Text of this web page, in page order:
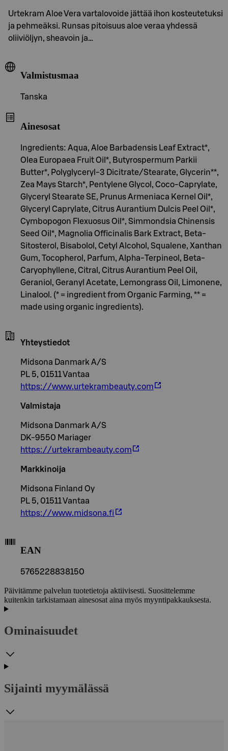
Urtekram Aloe Vera vartalovoide jättää ihon kosteutetuksi
ja pehmeäksi. Runsas pitoisuus aloe veraa yhdessä
oliiviöljyn, sheavoin ja…
Valmistusmaa
Tanska
Ainesosat
Ingredients: Aqua, Aloe Barbadensis Leaf Extract*,
Olea Europaea Fruit Oil*, Butyrospermum Parkii
Butter*, Polyglyceryl-3 Dicitrate/Stearate, Glycerin**,
Zea Mays Starch*, Pentylene Glycol, Coco-Caprylate,
Glyceryl Stearate SE, Prunus Armeniaca Kernel Oil*,
Glyceryl Caprylate, Citrus Aurantium Dulcis Peel Oil*,
Cymbopogon Flexuosus Oil*, Simmondsia Chinensis
Seed Oil*, Magnolia Officinalis Bark Extract, Beta-
Sitosterol, Bisabolol, Cetyl Alcohol, Squalene, Xanthan
Gum, Tocopherol, Parfum, Alpha-Terpineol, Beta-
Caryophyllene, Citral, Citrus Aurantium Peel Oil,
Geraniol, Geranyl Acetate, Lemongrass Oil, Limonene,
Linalool. (* = ingredient from Organic Farming, ** =
made using organic ingredients).
Yhteystiedot
Midsona Danmark A/S
PL 5, 01511 Vantaa
https://www.urtekrambeauty.com
Valmistaja
Midsona Danmark A/S
DK-9550 Mariager
https://urtekrambeauty.com
Markkinoija
Midsona Finland Oy
PL 5, 01511 Vantaa
https://www.midsona.fi
EAN
5765228838150
Päivitämme palvelun tuotetietoja aktiivisesti. Suosittelemme
kuitenkin tarkistamaan ainesosat aina myös myyntipakkauksesta.
Ominaisuudet
Sijainti myymälässä